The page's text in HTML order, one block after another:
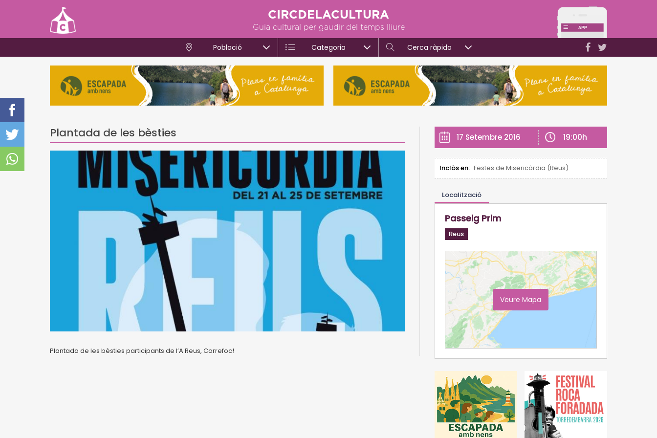
CIRCDELACULTURA
Guia cultural per gaudir del temps lliure
Població Categoria Cerca ràpida
Plantada de les bèsties
Plantada de les bèsties participants de l’A Reus, Correfoc!
17 Setembre 2016 19:00h
Inclòs en: Festes de Misericòrdia (Reus)
Localització
Passeig Prim
Reus
Veure Mapa